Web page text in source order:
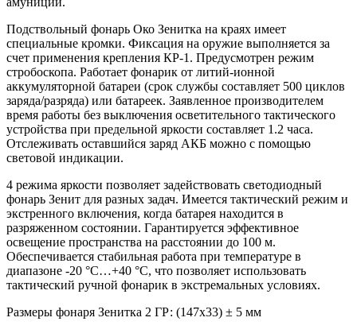
Подствольный фонарь Око Зенитка на краях имеет
специальные кромки. Фиксация на оружие выполняется за
счет применения крепления КР-1. Предусмотрен режим
стробоскопа. Работает фонарик от литий-ионной
аккумуляторной батареи (срок службы составляет 500 циклов
заряда/разряда) или батареек. Заявленное производителем
время работы без выключения осветительного тактического
устройства при предельной яркости составляет 1.2 часа.
Отслеживать оставшийся заряд АКБ можно с помощью
световой индикации.
4 режима яркости позволяет задействовать светодиодный
фонарь Зенит для разных задач. Имеется тактический режим и
экстренного включения, когда батарея находится в
разряженном состоянии. Гарантируется эффективное
освещение пространства на расстоянии до 100 м.
Обеспечивается стабильная работа при температуре в
диапазоне -20 °C…+40 °C, что позволяет использовать
тактический ручной фонарик в экстремальных условиях.
Размеры фонаря Зенитка 2 ГР: (147х33) ± 5 мм